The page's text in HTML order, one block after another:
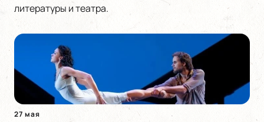
литературы и театра.
27 мая